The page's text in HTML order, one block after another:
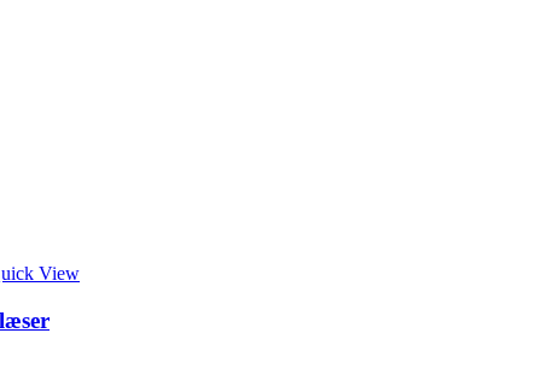
View